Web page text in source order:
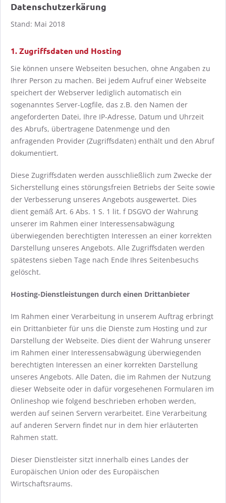
Datenschutzerkärung
Stand: Mai 2018
1. Zugriffsdaten und Hosting
Sie können unsere Webseiten besuchen, ohne Angaben zu
Ihrer Person zu machen. Bei jedem Aufruf einer Webseite
speichert der Webserver lediglich automatisch ein
sogenanntes Server-Logfile, das z.B. den Namen der
angeforderten Datei, Ihre IP-Adresse, Datum und Uhrzeit
des Abrufs, übertragene Datenmenge und den
anfragenden Provider (Zugriffsdaten) enthält und den Abruf
dokumentiert.
Diese Zugriffsdaten werden ausschließlich zum Zwecke der
Sicherstellung eines störungsfreien Betriebs der Seite sowie
der Verbesserung unseres Angebots ausgewertet. Dies
dient gemäß Art. 6 Abs. 1 S. 1 lit. f DSGVO der Wahrung
unserer im Rahmen einer Interessensabwägung
überwiegenden berechtigten Interessen an einer korrekten
Darstellung unseres Angebots. Alle Zugriffsdaten werden
spätestens sieben Tage nach Ende Ihres Seitenbesuchs
gelöscht.
Hosting-Dienstleistungen durch einen Drittanbieter
Im Rahmen einer Verarbeitung in unserem Auftrag erbringt
ein Drittanbieter für uns die Dienste zum Hosting und zur
Darstellung der Webseite. Dies dient der Wahrung unserer
im Rahmen einer Interessensabwägung überwiegenden
berechtigten Interessen an einer korrekten Darstellung
unseres Angebots. Alle Daten, die im Rahmen der Nutzung
dieser Webseite oder in dafür vorgesehenen Formularen im
Onlineshop wie folgend beschrieben erhoben werden,
werden auf seinen Servern verarbeitet. Eine Verarbeitung
auf anderen Servern findet nur in dem hier erläuterten
Rahmen statt.
Dieser Dienstleister sitzt innerhalb eines Landes der
Europäischen Union oder des Europäischen
Wirtschaftsraums.